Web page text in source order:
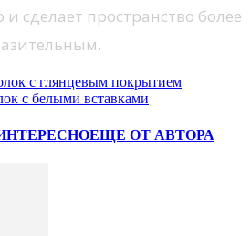
и сделает пространство более
с глянцевым покрытием
с белыми вставками
ЕЩЕ ОТ АВТОРА